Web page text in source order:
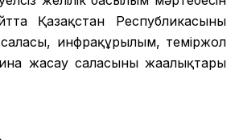
Қазақстан Республикасының
саласы, инфрақұрылым, теміржол
жасау саласының жаңалықтары